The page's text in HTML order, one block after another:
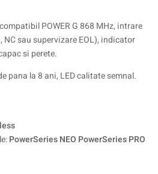
POWER G 868 MHz, intrare
sau supervizare EOL), indicator
si perete.
pana la 8 ani, LED calitate semnal.
PowerSeries NEO PowerSeries PRO